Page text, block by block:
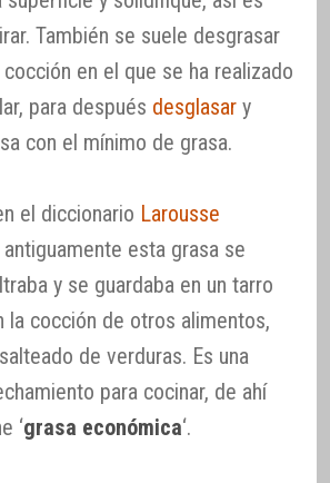
También se suele desgrasar
en el que se ha realizado
para después desglasar y
con el mínimo de grasa.
el diccionario Larousse
antiguamente esta grasa se
y se guardaba en un tarro
la cocción de otros alimentos,
de verduras. Es una
para cocinar, de ahí
‘grasa económica‘.